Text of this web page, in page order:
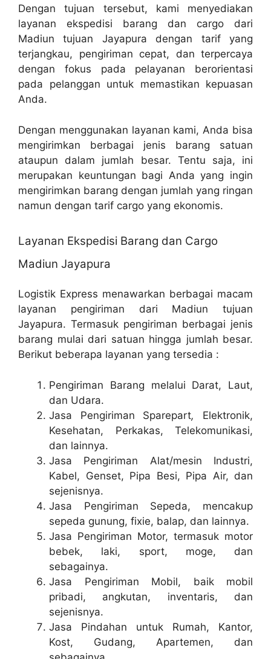
Dengan tujuan tersebut, kami menyediakan
layanan ekspedisi barang dan cargo dari
Madiun tujuan Jayapura dengan tarif yang
terjangkau, pengiriman cepat, dan terpercaya
dengan fokus pada pelayanan berorientasi
pada pelanggan untuk memastikan kepuasan
Anda.
Dengan menggunakan layanan kami, Anda bisa
mengirimkan berbagai jenis barang satuan
ataupun dalam jumlah besar. Tentu saja, ini
merupakan keuntungan bagi Anda yang ingin
mengirimkan barang dengan jumlah yang ringan
namun dengan tarif cargo yang ekonomis.
Layanan Ekspedisi Barang dan Cargo
Madiun Jayapura
Logistik Express menawarkan berbagai macam
layanan pengiriman dari Madiun tujuan
Jayapura. Termasuk pengiriman berbagai jenis
barang mulai dari satuan hingga jumlah besar.
Berikut beberapa layanan yang tersedia :
Pengiriman Barang melalui Darat, Laut,
dan Udara.
Jasa Pengiriman Sparepart,
Elektronik,
Kesehatan, Perkakas, Telekomunikasi,
dan lainnya.
Jasa Pengiriman Alat/mesin Industri,
Kabel, Genset, Pipa Besi, Pipa Air, dan
sejenisnya.
Jasa Pengiriman Sepeda, mencakup
sepeda gunung, fixie, balap, dan lainnya.
Jasa Pengiriman Motor, termasuk motor
bebek, laki, sport, moge, dan
sebagainya.
Jasa Pengiriman Mobil, baik mobil
pribadi, angkutan, inventaris, dan
sejenisnya.
Jasa Pindahan untuk Rumah, Kantor,
Kost, Gudang, Apartemen, dan